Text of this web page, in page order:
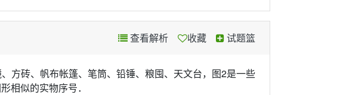
查看解析 收藏 试题篮
方砖、帆布帐篷、笔筒、铅锤、粮囤、天文台，图2是一些
相似的实物序号．